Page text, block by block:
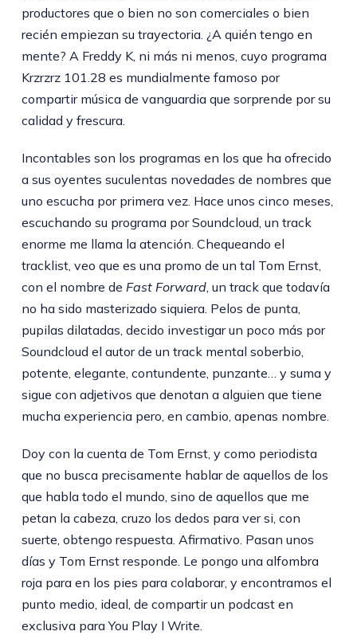
productores que o bien no son comerciales o bien
recién empiezan su trayectoria. ¿A quién tengo en
mente? A Freddy K, ni más ni menos, cuyo programa
Krzrzrz 101.28 es mundialmente famoso por
compartir música de vanguardia que sorprende por su
calidad y frescura.
Incontables son los programas en los que ha ofrecido
a sus oyentes suculentas novedades de nombres que
uno escucha por primera vez. Hace unos cinco meses,
escuchando su programa por Soundcloud, un track
enorme me llama la atención. Chequeando el
tracklist, veo que es una promo de un tal Tom Ernst,
con el nombre de Fast Forward, un track que todavía
no ha sido masterizado siquiera. Pelos de punta,
pupilas dilatadas, decido investigar un poco más por
Soundcloud el autor de un track mental soberbio,
potente, elegante, contundente, punzante… y suma y
sigue con adjetivos que denotan a alguien que tiene
mucha experiencia pero, en cambio, apenas nombre.
Doy con la cuenta de Tom Ernst, y como periodista
que no busca precisamente hablar de aquellos de los
que habla todo el mundo, sino de aquellos que me
petan la cabeza, cruzo los dedos para ver si, con
suerte, obtengo respuesta. Afirmativo. Pasan unos
días y Tom Ernst responde. Le pongo una alfombra
roja para en los pies para colaborar, y encontramos el
punto medio, ideal, de compartir un podcast en
exclusiva para You Play I Write.